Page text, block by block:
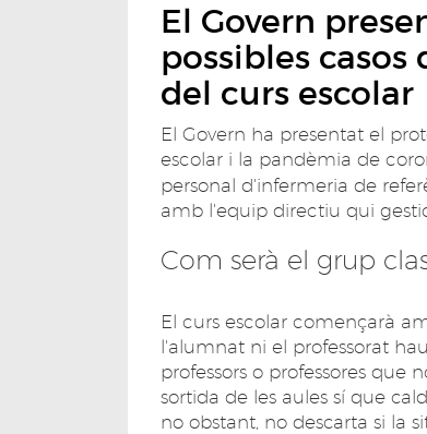
El Govern
possibles casos
del curs escolar
El Govern ha presentat el
escolar i la pandèmia de
personal d'infermeria de
amb l'equip directiu qui
Com serà el grup
El curs escolar començarà
l'alumnat ni el professorat
professors o professores
sortida de les aules sí que
no obstant, no descarta si la